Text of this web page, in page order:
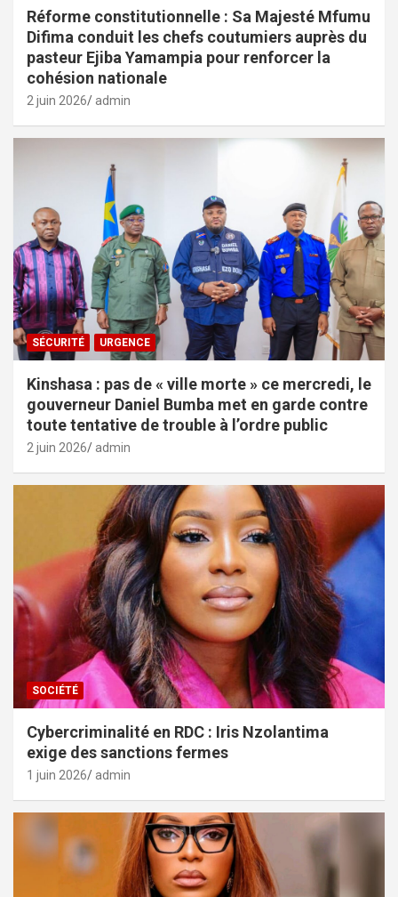
Réforme constitutionnelle : Sa Majesté Mfumu
Difima conduit les chefs coutumiers auprès du
pasteur Ejiba Yamampia pour renforcer la
cohésion nationale
2 juin 2026 admin
SÉCURITÉ URGENCE
Kinshasa : pas de « ville morte » ce mercredi, le
gouverneur Daniel Bumba met en garde contre
toute tentative de trouble à l’ordre public
2 juin 2026 admin
SOCIÉTÉ
Cybercriminalité en RDC : Iris Nzolantima
exige des sanctions fermes
1 juin 2026 admin